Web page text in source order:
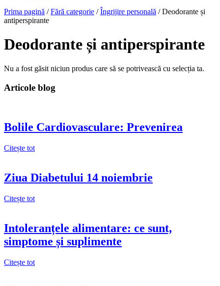
Prima pagină /Fără categorie /Îngrijire personală / Deodorante și
antiperspirante
Deodorante și antiperspirante
Nu a fost găsit niciun produs care să se potrivească cu selecția ta.
Articole blog
Bolile Cardiovasculare: Prevenirea
Citește tot
Ziua Diabetului 14 noiembrie
Citește tot
Intoleranțele alimentare: ce sunt,
simptome și suplimente
Citește tot